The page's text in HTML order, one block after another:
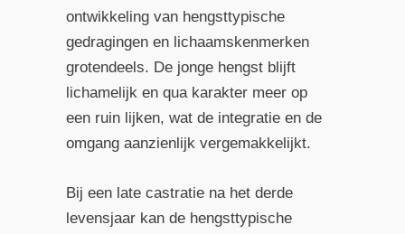
ontwikkeling van hengsttypische
gedragingen en lichaamskenmerken
grotendeels. De jonge hengst blijft
lichamelijk en qua karakter meer op
een ruin lijken, wat de integratie en de
omgang aanzienlijk vergemakkelijkt.
Bij een late castratie na het derde
levensjaar kan de hengsttypische